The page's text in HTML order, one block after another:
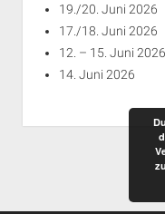
19./20. Juni 2026
17./18. Juni 2026
12. – 15. Juni 2026
14. Juni 2026